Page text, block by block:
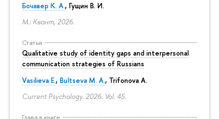
Бочавер К. А., Гущин В. И.
М.: Квант, 2026.
Статья
Qualitative study of identity gaps and interpersonal
communication strategies of Russians
Vasilieva E., Bultseva M. A., Trifonova A.
Current Psychology. 2026. Vol. 45.
Глава в книге